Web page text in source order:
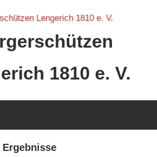
1810 e. V.
Ergebnisse